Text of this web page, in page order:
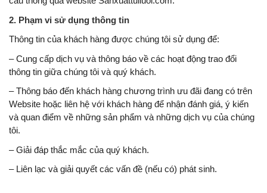
2. Phạm vi sử dụng thông tin
Thông tin của khách hàng được chúng tôi sử dụng để:
– Cung cấp dịch vụ và thông báo về các hoạt động trao đổi
thông tin giữa chúng tôi và quý khách.
– Thông báo đến khách hàng chương trình ưu đãi đang có trên
Website hoặc liên hệ với khách hàng để nhận đánh giá, ý kiến
và quan điểm về những sản phẩm và những dịch vụ của chúng
tôi.
– Giải đáp thắc mắc của quý khách.
– Liên lạc và giải quyết các vấn đề (nếu có) phát sinh.